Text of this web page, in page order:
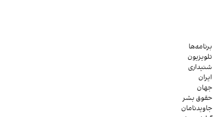
برنامه‌ها
تلویزیون
شنیداری
ایران
جهان
حقوق بشر
جاویدنامان